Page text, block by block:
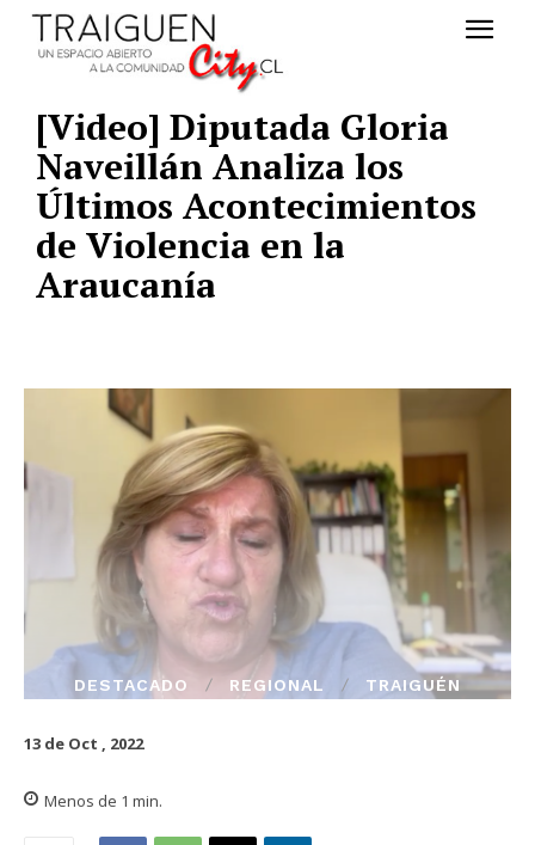
[Video] Diputada Gloria
Naveillán Analiza los
Últimos Acontecimientos
de Violencia en la
Araucanía
DESTACADO REGIONAL TRAIGUÉN
13 de Oct , 2022
Menos de 1 min.